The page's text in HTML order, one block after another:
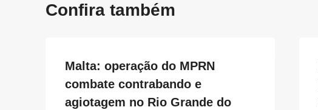
Confira também
Malta: operação do MPRN
combate contrabando e
agiotagem no Rio Grande do